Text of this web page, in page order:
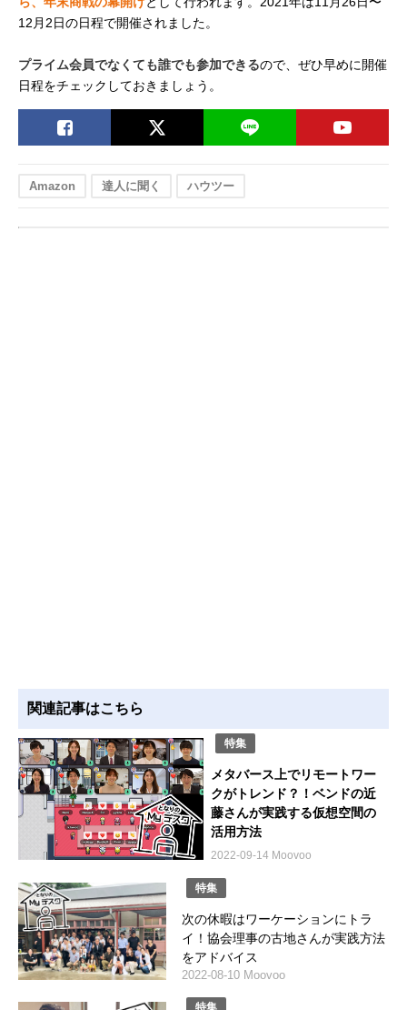
12月2日の日程で開催されました。
プライム会員でなくても誰でも参加できるので、ぜひ早めに開催
日程をチェックしておきましょう。
Amazon 達人に聞く ハウツー
関連記事はこちら
特集
メタバース上でリモートワー
クがトレンド？！ベンドの近
藤さんが実践する仮想空間の
活用方法
2022-09-14 Moovoo
特集
次の休暇はワーケーションにトラ
イ！協会理事の古地さんが実践方法
をアドバイス
2022-08-10 Moovoo
特集